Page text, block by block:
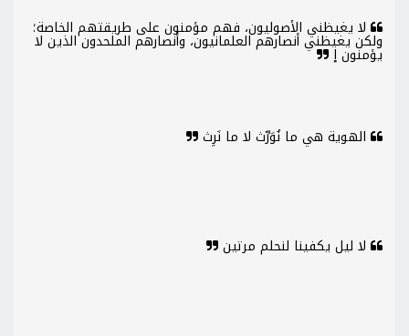
لا يغيظني الأصوليون، فهم مؤمنون على طريقتهم الخاصة؛
ولكن يغيظني أنصارهم العلمانيون، وأَنصارهم الملحدون الذين لا
يؤمنون إ
الهوية هي ما نُوَرِّث لا ما نَرِث
لا ليل يكفينا لنحلم مرتين